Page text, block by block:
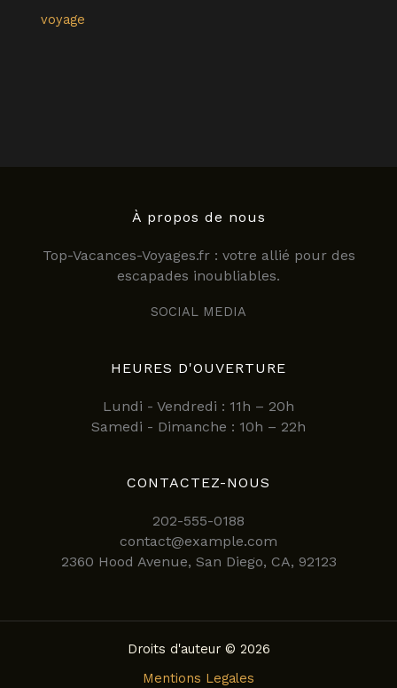
voyage
À propos de nous
Top-Vacances-Voyages.fr : votre allié pour des
escapades inoubliables.
SOCIAL MEDIA
HEURES D'OUVERTURE
Lundi - Vendredi : 11h – 20h
Samedi - Dimanche : 10h – 22h
CONTACTEZ-NOUS
202-555-0188
contact@example.com
2360 Hood Avenue, San Diego, CA, 92123
Droits d'auteur © 2026
Mentions Legales